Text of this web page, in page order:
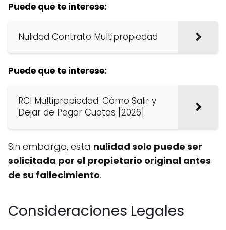
Puede que te interese:
Nulidad Contrato Multipropiedad
Puede que te interese:
RCI Multipropiedad: Cómo Salir y
Dejar de Pagar Cuotas [2026]
Sin embargo, esta nulidad solo puede ser
solicitada por el propietario original antes
de su fallecimiento.
Consideraciones Legales